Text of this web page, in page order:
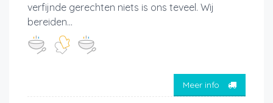
verfijnde gerechten niets is ons teveel. Wij
bereiden...
Meer info